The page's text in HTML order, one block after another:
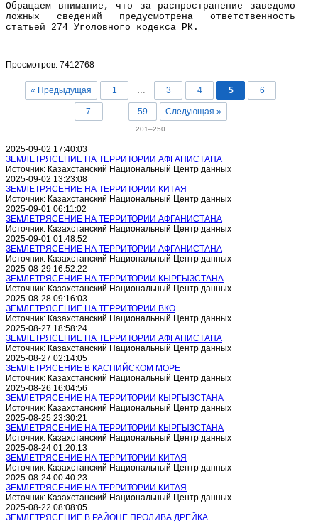
Обращаем внимание, что за распространение заведомо
ложных сведений предусмотрена ответственность
статьей 274 Уголовного кодекса РК.
Просмотров: 7412768
« Предыдущая 1 … 3 4 5 6
7 … 59 Следующая »
201–250
2025-09-02 17:40:03
ЗЕМЛЕТРЯСЕНИЕ НА ТЕРРИТОРИИ АФГАНИСТАНА
Источник: Казахстанский Национальный Центр данных
2025-09-02 13:23:08
ЗЕМЛЕТРЯСЕНИЕ НА ТЕРРИТОРИИ КИТАЯ
Источник: Казахстанский Национальный Центр данных
2025-09-01 06:11:02
ЗЕМЛЕТРЯСЕНИЕ НА ТЕРРИТОРИИ АФГАНИСТАНА
Источник: Казахстанский Национальный Центр данных
2025-09-01 01:48:52
ЗЕМЛЕТРЯСЕНИЕ НА ТЕРРИТОРИИ АФГАНИСТАНА
Источник: Казахстанский Национальный Центр данных
2025-08-29 16:52:22
ЗЕМЛЕТРЯСЕНИЕ НА ТЕРРИТОРИИ КЫРГЫЗСТАНА
Источник: Казахстанский Национальный Центр данных
2025-08-28 09:16:03
ЗЕМЛЕТРЯСЕНИЕ НА ТЕРРИТОРИИ ВКО
Источник: Казахстанский Национальный Центр данных
2025-08-27 18:58:24
ЗЕМЛЕТРЯСЕНИЕ НА ТЕРРИТОРИИ АФГАНИСТАНА
Источник: Казахстанский Национальный Центр данных
2025-08-27 02:14:05
ЗЕМЛЕТРЯСЕНИЕ В КАСПИЙСКОМ МОРЕ
Источник: Казахстанский Национальный Центр данных
2025-08-26 16:04:56
ЗЕМЛЕТРЯСЕНИЕ НА ТЕРРИТОРИИ КЫРГЫЗСТАНА
Источник: Казахстанский Национальный Центр данных
2025-08-25 23:30:21
ЗЕМЛЕТРЯСЕНИЕ НА ТЕРРИТОРИИ КЫРГЫЗСТАНА
Источник: Казахстанский Национальный Центр данных
2025-08-24 01:20:13
ЗЕМЛЕТРЯСЕНИЕ НА ТЕРРИТОРИИ КИТАЯ
Источник: Казахстанский Национальный Центр данных
2025-08-24 00:40:23
ЗЕМЛЕТРЯСЕНИЕ НА ТЕРРИТОРИИ КИТАЯ
Источник: Казахстанский Национальный Центр данных
2025-08-22 08:08:05
ЗЕМЛЕТРЯСЕНИЕ В РАЙОНЕ ПРОЛИВА ДРЕЙКА